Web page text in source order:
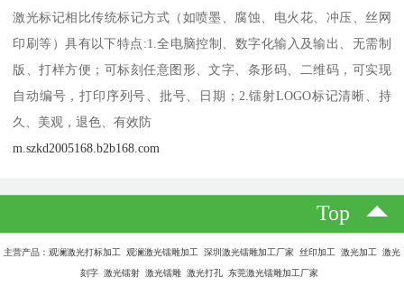
激光标记相比传统标记方式（如喷墨、腐蚀、电火花、冲压、丝网
印刷等）具有以下特点:1.全电脑控制、数字化输入及输出、无需制
版、打样方便；可标刻任意图形、文字、条形码、二维码，可实现
自动编号，打印序列号、批号、日期；2.镭射LOGO标记清晰、持
久、美观，退色、有效防
m.szkd2005168.b2b168.com
Top
主营产品：观澜激光打标加工 观澜激光镭雕加工 深圳激光镭雕加工厂家 丝印加工 激光加工 激光
刻字 激光镭射 激光镭雕 激光打孔 东莞激光镭雕加工厂家